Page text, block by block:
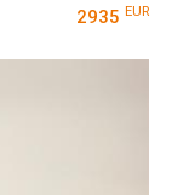
2935 EUR